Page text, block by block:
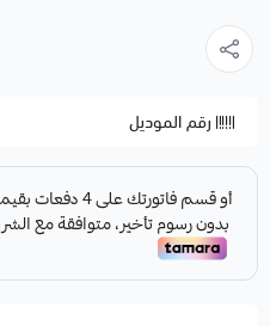
مناسب للتشجيع وحضور
ألوان ثابتة لا تبهت مع الغسيل
اطلب طقم نابولي الآن واحصل
المملكة.
ملاحظات:
رقم الموديل